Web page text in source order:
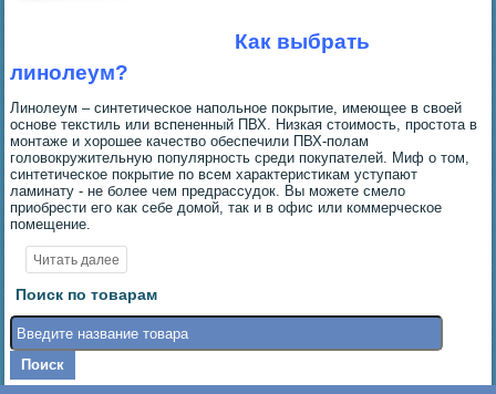
Как выбрать
линолеум?
Линолеум – синтетическое напольное покрытие, имеющее в своей
основе текстиль или вспененный ПВХ. Низкая стоимость, простота в
монтаже и хорошее качество обеспечили ПВХ-полам
головокружительную популярность среди покупателей. Миф о том,
синтетическое покрытие по всем характеристикам уступают
ламинату - не более чем предрассудок. Вы можете смело
приобрести его как себе домой, так и в офис или коммерческое
помещение.
Поиск по товарам